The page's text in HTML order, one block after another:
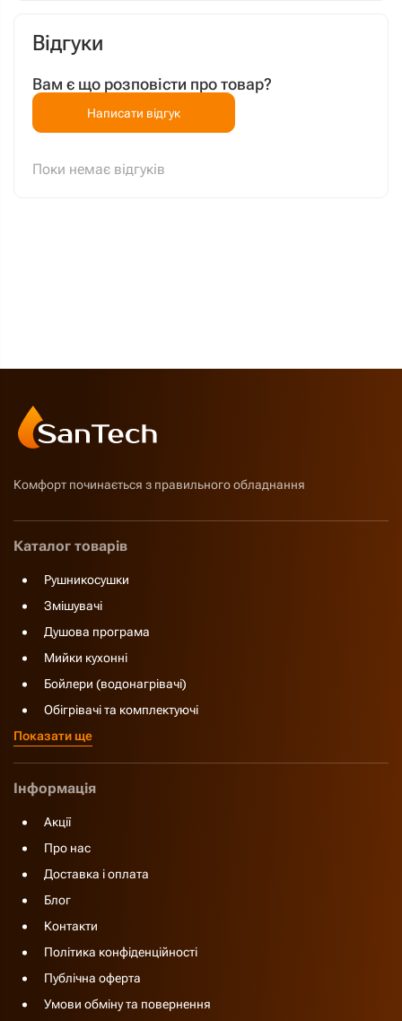
Відгуки
Вам є що розповісти про товар?
Написати відгук
Поки немає відгуків
Комфорт починається з правильного обладнання
Каталог товарів
Рушникосушки
Змішувачі
Душова програма
Мийки кухонні
Бойлери (водонагрівачі)
Обігрівачі та комплектуючі
Показати ще
Інформація
Акції
Про нас
Доставка і оплата
Блог
Контакти
Політика конфіденційності
Публічна оферта
Умови обміну та повернення